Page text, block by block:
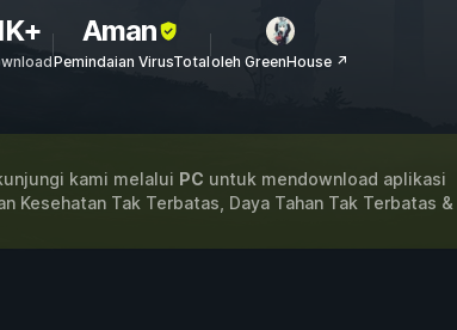
Aman
Pemindaian VirusTotaloleh GreenHouse ↗
kami melalui PC untuk mendownload aplikasi
Kesehatan Tak Terbatas, Daya Tahan Tak Terbatas &